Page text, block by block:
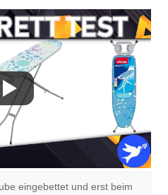
eingebettet und erst beim